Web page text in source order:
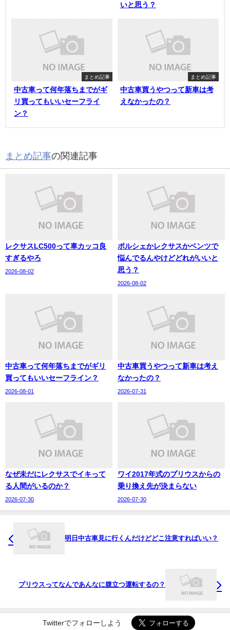
いと思う？
まとめ記事
中古車って何年落ちまでがギ
リ買ってもいいセーフライ
ン？
まとめ記事
中古車買うやつって新車は考
えなかったの？
まとめ記事の関連記事
レクサスLC500って車カッコ良
すぎるやろ
2026-08-02
ポルシェかレクサスかベンツで
悩んでるんやけどどれがいいと
思う？
2026-08-02
中古車って何年落ちまでがギリ
買ってもいいセーフライン？
2026-08-01
中古車買うやつって新車は考え
なかったの？
2026-07-31
なぜ未だにレクサスでイキって
る人間がいるのか？
2026-07-30
ワイ2017年式のプリウスからの
乗り換え先が決まらない
2026-07-30
明日中古車見に行くんだけどどこ注意すればいい？
プリウスってなんであんなに腹立つ運転するの？
Twitterでフォローしよう